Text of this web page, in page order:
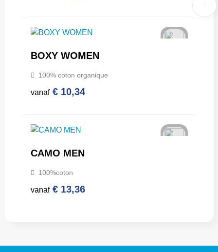
BOXY WOMEN
100% coton organique
vanaf € 10,34
CAMO MEN
100%coton
vanaf € 13,36